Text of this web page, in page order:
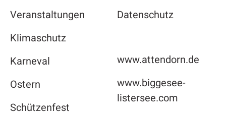
Veranstaltungen
Klimaschutz
Karneval
Ostern
Schützenfest
Datenschutz
www.attendorn.de
www.biggesee-
listersee.com